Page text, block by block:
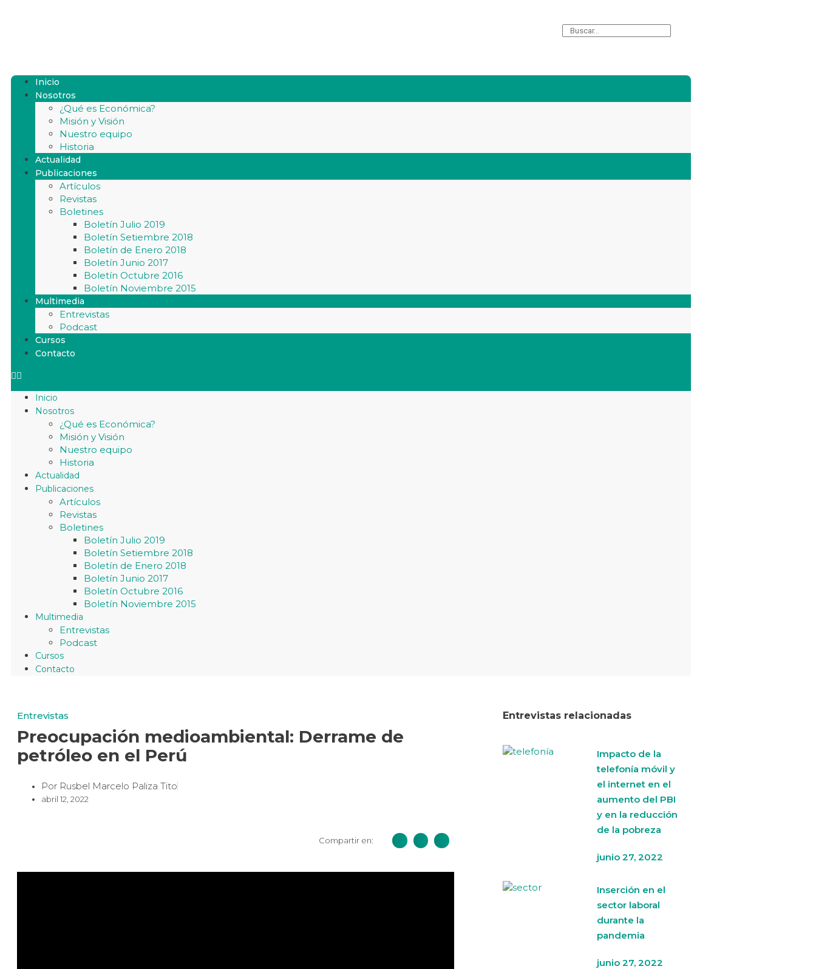
Inicio
Nosotros
¿Qué es Económica?
Misión y Visión
Nuestro equipo
Historia
Actualidad
Publicaciones
Artículos
Revistas
Boletines
Boletín Julio 2019
Boletín Setiembre 2018
Boletín de Enero 2018
Boletín Junio 2017
Boletín Octubre 2016
Boletín Noviembre 2015
Multimedia
Entrevistas
Podcast
Cursos
Contacto
Inicio
Nosotros
¿Qué es Económica?
Misión y Visión
Nuestro equipo
Historia
Actualidad
Publicaciones
Artículos
Revistas
Boletines
Boletín Julio 2019
Boletín Setiembre 2018
Boletín de Enero 2018
Boletín Junio 2017
Boletín Octubre 2016
Boletín Noviembre 2015
Multimedia
Entrevistas
Podcast
Cursos
Contacto
Entrevistas
Preocupación medioambiental: Derrame de
petróleo en el Perú
Por Rusbel Marcelo Paliza Tito
abril 12, 2022
Compartir en:
Entrevistas relacionadas
Impacto de la
telefonía móvil y
el internet en el
aumento del PBI
y en la reducción
de la pobreza
junio 27, 2022
Inserción en el
sector laboral
durante la
pandemia
junio 27, 2022